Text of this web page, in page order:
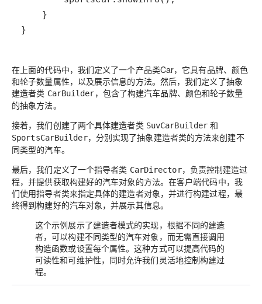
}
在上面的代码中，我们定义了一个产品类Car，它具有品牌、颜色
和轮子数量属性，以及展示信息的方法。然后，我们定义了抽象
建造者类 CarBuilder，包含了构建汽车品牌、颜色和轮子数量
的抽象方法。
接着，我们创建了两个具体建造者类 SuvCarBuilder 和
SportsCarBuilder，分别实现了抽象建造者类的方法来创建不
同类型的汽车。
最后，我们定义了一个指导者类 CarDirector，负责控制建造过
程，并提供获取构建好的汽车对象的方法。在客户端代码中，我
们使用指导者类来指定具体的建造者对象，并进行构建过程，最
终得到构建好的汽车对象，并展示其信息。
这个示例展示了建造者模式的实现，根据不同的建造
者，可以构建不同类型的汽车对象，而无需直接调用
构造函数或设置每个属性。这种方式可以提高代码的
可读性和可维护性，同时允许我们灵活地控制构建过
程。